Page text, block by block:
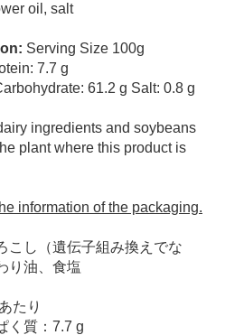
oil, salt
Serving Size 100g
7.7 g
61.2 g Salt: 0.8 g
ingredients and soybeans
plant where this product is
information of the packaging.
こし（遺伝子組み換えでな
り油、食塩
たり
く質：7.7 g